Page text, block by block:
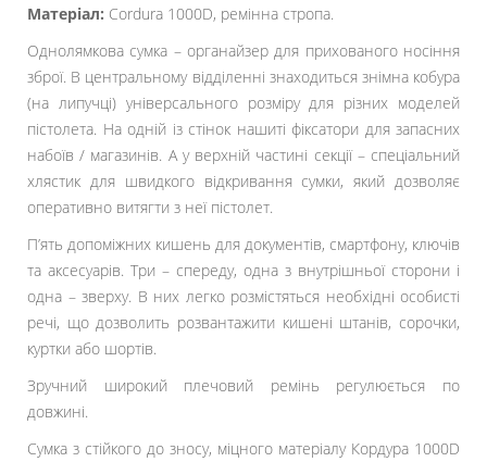
Матеріал: Cordura 1000D, ремінна стропа.
Однолямкова сумка – органайзер для прихованого носіння
зброї. В центральному відділенні знаходиться знімна кобура
(на липучці) універсального розміру для різних моделей
пістолета. На одній із стінок нашиті фіксатори для запасних
набоїв / магазинів. А у верхній частині секції – спеціальний
хлястик для швидкого відкривання сумки, який дозволяє
оперативно витягти з неї пістолет.
П’ять допоміжних кишень для документів, смартфону, ключів
та аксесуарів. Три – спереду, одна з внутрішньої сторони і
одна – зверху. В них легко розмістяться необхідні особисті
речі, що дозволить розвантажити кишені штанів, сорочки,
куртки або шортів.
Зручний широкий плечовий ремінь регулюється по
довжині.
Сумка з стійкого до зносу, міцного матеріалу Кордура 1000D